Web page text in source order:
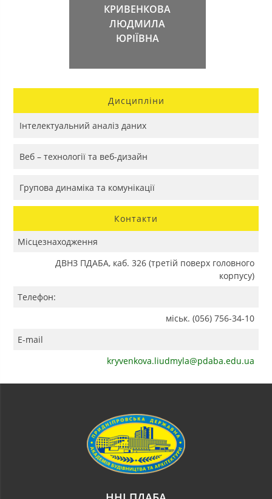
КРИВЕНКОВА
ЛЮДМИЛА
ЮРІЇВНА
Дисципліни
Інтелектуальний аналіз даних
Веб – технології та веб-дизайн
Групова динаміка та комунікації
Контакти
Місцезнаходження
ДВНЗ ПДАБА, каб. 326 (третій поверх головного
корпусу)
Телефон:
міськ. (056) 756-34-10
E-mail
kryvenkova.liudmyla@pdaba.edu.ua